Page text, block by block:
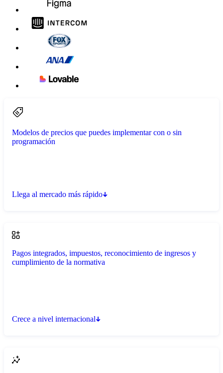
Modelos de precios que puedes implementar con o sin
programación
Llega al mercado más rápido
Pagos integrados, impuestos, reconocimiento de ingresos y
cumplimiento de la normativa
Crece a nivel internacional